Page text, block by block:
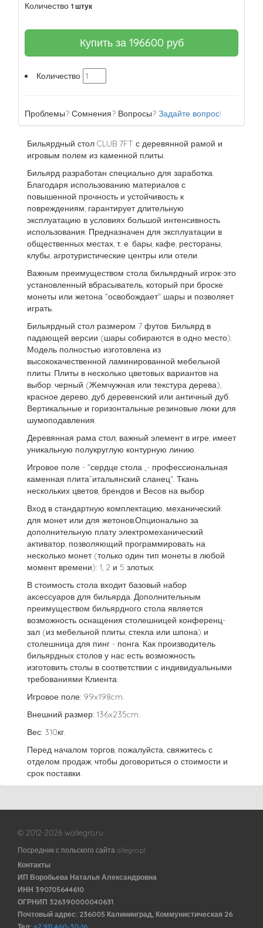
Количество 1 штук
Купить за 196600 руб
Количество
Проблемы? Сомнения? Вопросы? Задайте вопрос!
Бильярдный стол CLUB 7FT с деревянной рамой и
игровым полем из каменной плиты.
Бильярд разработан специально для заработка.
Благодаря использованию материалов с
повышенной прочность и устойчивость к
повреждениям, гарантирует длительную
эксплуатацию в условиях большой интенсивность
использования. Предназначен для эксплуатации в
общественных местах, т. е. бары, кафе, рестораны,
клубы, агротуристические центры или отели.
Важным преимуществом стола бильярдный игрок-это
установленный вбрасыватель, который при броске
монеты или жетона "освобождает" шары и позволяет
играть.
Бильярдный стол размером 7 футов. Бильярд в
падающей версии (шары собираются в одно место).
Модель полностью изготовлена из
высококачественной ламинированной мебельной
плиты. Плиты в несколько цветовых вариантов на
выбор: черный (Жемчужная или текстура дерева),
красное дерево, дуб деревенский или античный дуб.
Вертикальные и горизонтальные резиновые люки для
шумоподавления.
Деревянная рама стол, важный элемент в игре, имеет
уникальную полукруглую контурную линию.
Игровое поле - "сердце стола „- профессиональная
каменная плита”итальянский сланец". Ткань
нескольких цветов, брендов и Весов на выбор.
Вход в стандартную комплектацию, механический:
для монет или для жетонов.Опционально за
дополнительную плату электромеханический
активатор, позволяющий программировать на
несколько монет (только один тип монеты в любой
момент времени): 1, 2 и 5 злотых.
В стоимость стола входит базовый набор
аксессуаров для бильярда. Дополнительным
преимуществом бильярдного стола является
возможность оснащения столешницей конференц-
зал (из мебельной плиты, стекла или шпона) и
столешница для пинг - понга. Как производитель
бильярдных столов у нас есть возможность
изготовить столы в соответствии с индивидуальными
требованиями Клиента.
Игровое поле: 99x198cm.
Внешний размер: 136x235cm.
Вес: 310кг.
Перед началом торгов, пожалуйста, свяжитесь с
отделом продаж, чтобы договориться о стоимости и
срок поставки.
© 2012-2026 wallegro.ru
Посредник с польского сайта allegro.pl
Контакты
ИП Воробьева Наталья Александровна
ИНН 390705644610
ОГРНИП 326390000040631
Почтовый адрес: 236005 Калининград, Коммунистическая 26